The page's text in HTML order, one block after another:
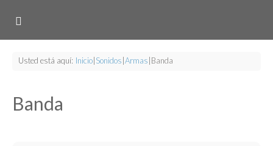
Usted está aquí: Inicio Sonidos Armas Banda
Banda